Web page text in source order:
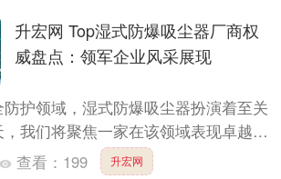
升宏网 Top湿式防爆吸尘器厂商权
威盘点：领军企业风采展现
护领域，湿式防爆吸尘器扮演着至关
我们将聚焦一家在该领域表现卓越的
洁威科智能环保装备有限公司。
查看： 199 升宏网